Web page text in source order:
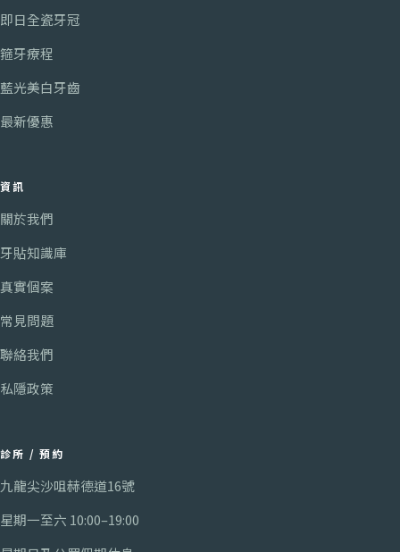
即日全瓷牙冠
箍牙療程
藍光美白牙齒
最新優惠
資訊
關於我們
牙貼知識庫
真實個案
常見問題
聯絡我們
私隱政策
診所 / 預約
九龍尖沙咀赫德道16號
星期一至六 10:00–19:00